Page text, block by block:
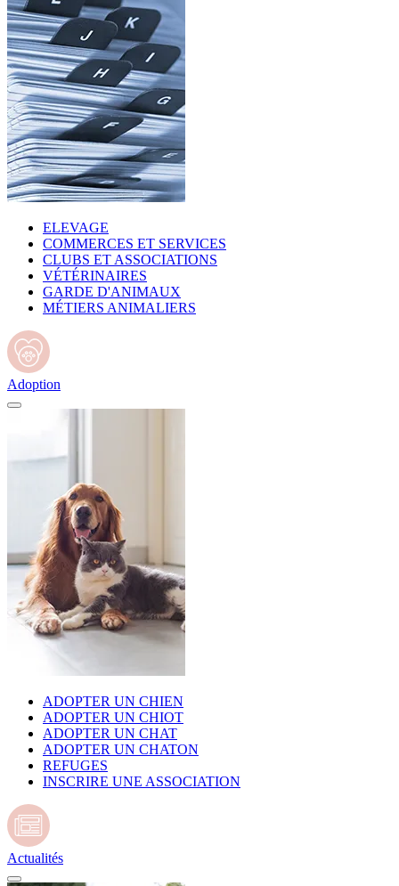
ELEVAGE
COMMERCES ET SERVICES
CLUBS ET ASSOCIATIONS
VÉTÉRINAIRES
GARDE D'ANIMAUX
MÉTIERS ANIMALIERS
Adoption
ADOPTER UN CHIEN
ADOPTER UN CHIOT
ADOPTER UN CHAT
ADOPTER UN CHATON
REFUGES
INSCRIRE UNE ASSOCIATION
Actualités